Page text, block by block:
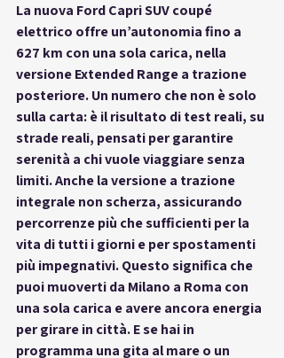
La nuova Ford Capri SUV coupé
elettrico offre un’autonomia fino a
627 km con una sola carica, nella
versione Extended Range a trazione
posteriore. Un numero che non è solo
sulla carta: è il risultato di test reali, su
strade reali, pensati per garantire
serenità a chi vuole viaggiare senza
limiti. Anche la versione a trazione
integrale non scherza, assicurando
percorrenze più che sufficienti per la
vita di tutti i giorni e per spostamenti
più impegnativi. Questo significa che
puoi muoverti da Milano a Roma con
una sola carica e avere ancora energia
per girare in città. E se hai in
programma una gita al mare o un